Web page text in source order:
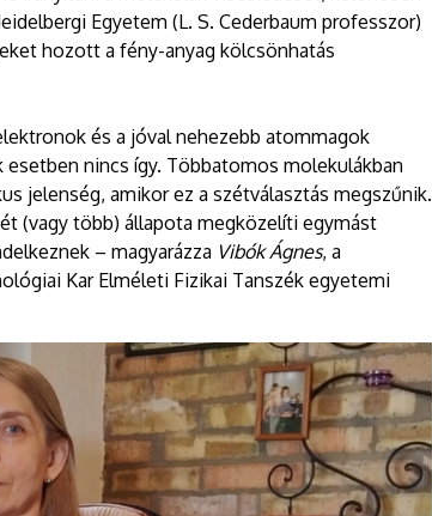
Egyetem (L. S. Cederbaum professzor)
hozott a fény-anyag kölcsönhatás
és a jóval nehezebb atommagok
nincs így. Többatomos molekulákban
jelenség, amikor ez a szétválasztás megszűnik.
(vagy több) állapota megközelíti egymást
– magyarázza Vibók Ágnes, a
Kar Elméleti Fizikai Tanszék egyetemi